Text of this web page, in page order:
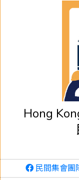
Hong
民間集會團